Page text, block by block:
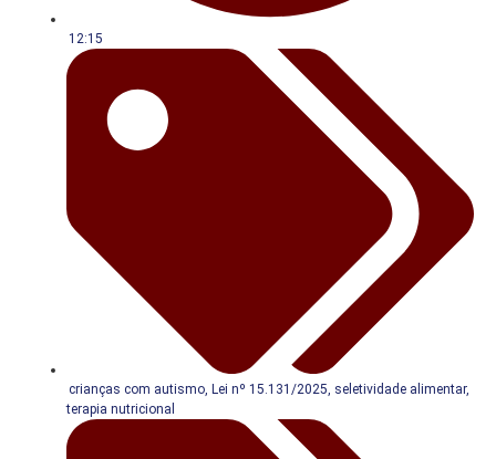
12:15
crianças com autismo, Lei nº 15.131/2025, seletividade alimentar,
terapia nutricional